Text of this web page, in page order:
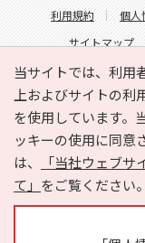
当サイトでは、利用
上およびサイトの利
を使用しています。
ッキーの使用に同意
は、
「当社ウェブ
て」 をご覧ください。
利用規約
個人
サイトマップ
サイ
Copyright